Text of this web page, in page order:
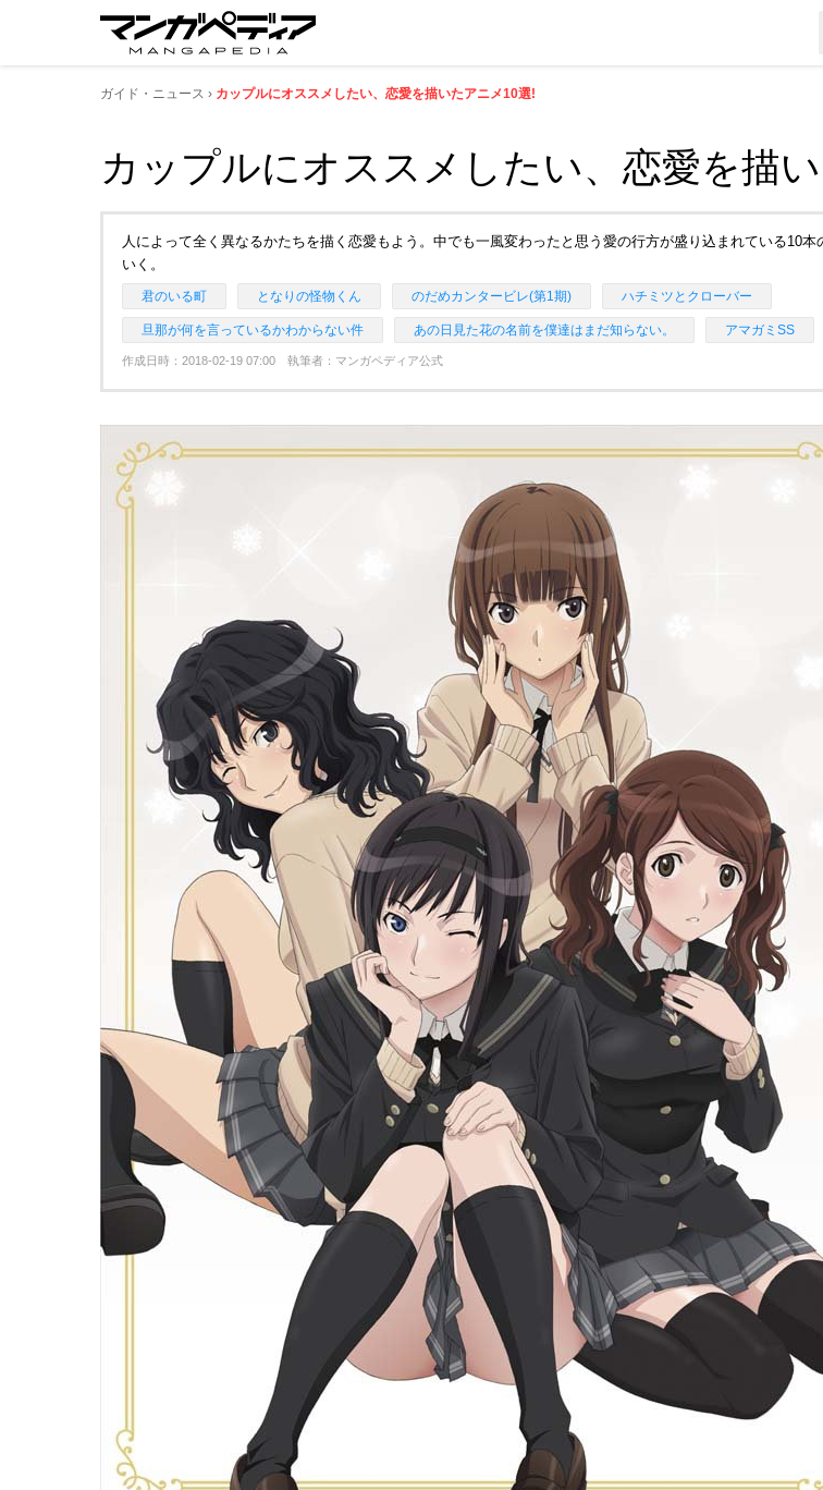
ガイド・ニュース カップルにオススメしたい、恋愛を描いたアニメ10選!
カップルにオススメしたい、恋愛を描
人によって全く異なるかたちを描く恋愛もよう。中でも一風変わったと思う愛の行方が盛り込まれている10本
いく。
君のいる町 となりの怪物くん のだめカンタービレ(第1期) ハチミツとクローバー
旦那が何を言っているかわからない件 あの日見た花の名前を僕達はまだ知らない。 アマガミSS
作成日時：2018-02-19 07:00 執筆者：マンガペディア公式